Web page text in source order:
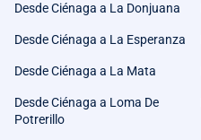
Desde Ciénaga a La Donjuana
Desde Ciénaga a La Esperanza
Desde Ciénaga a La Mata
Desde Ciénaga a Loma De
Potrerillo